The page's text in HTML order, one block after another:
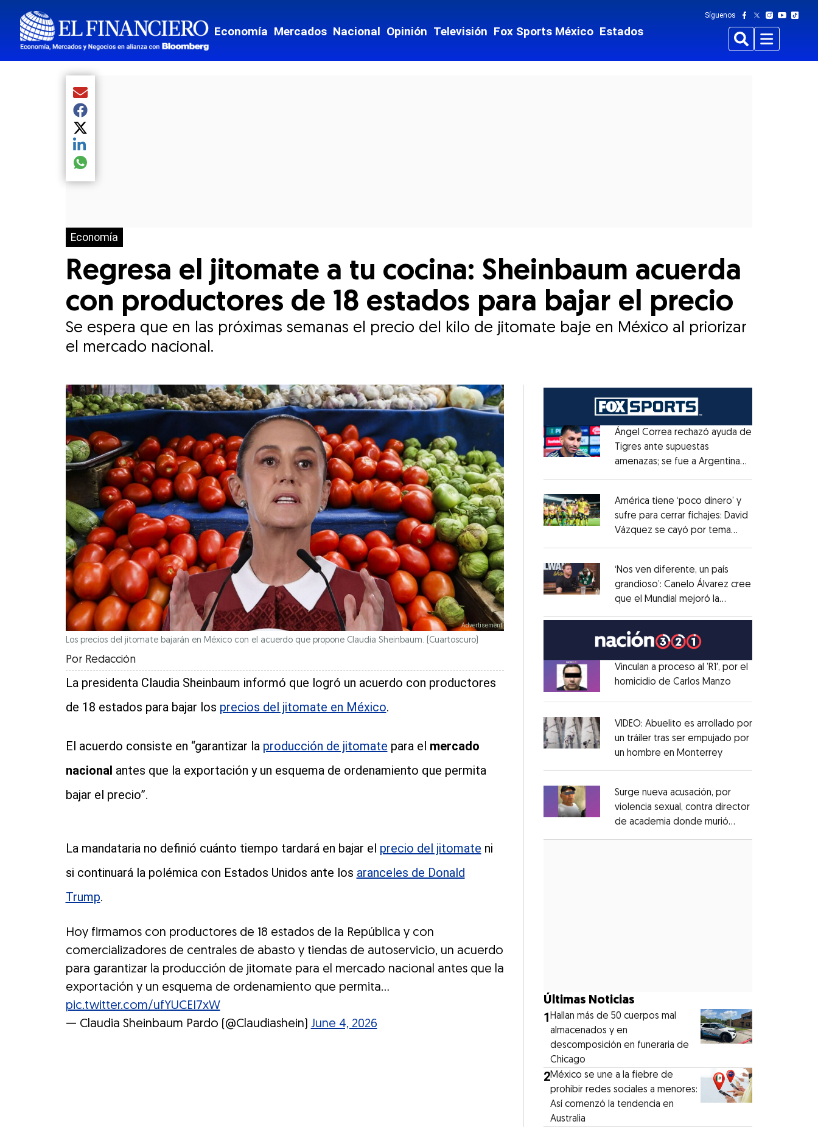
Economía Mercados Nacional Opinión Televisión Fox Sports México Estados
Síguenos
BuscarMenu
Economía
Regresa el jitomate a tu cocina: Sheinbaum acuerda
con productores de 18 estados para bajar el precio
Se espera que en las próximas semanas el precio del kilo de jitomate baje en México al priorizar
el mercado nacional.
Compartir el artículo actual mediante Email
Compartir el artículo actual mediante Facebook
Compartir el artículo actual mediante Twitter
Compartir el artículo actual mediante LinkedIn
Compartir el artículo actual mediante global.social-whatsapp
Los precios del jitomate bajarán en México con el acuerdo que propone Claudia Sheinbaum. (Cuartoscuro)
Por Redacción
La presidenta Claudia Sheinbaum informó que logró un acuerdo con productores
de 18 estados para bajar los precios del jitomate en México.
El acuerdo consiste en “garantizar la producción de jitomate para el mercado
nacional antes que la exportación y un esquema de ordenamiento que permita
bajar el precio”.
La mandataria no definió cuánto tiempo tardará en bajar el precio del jitomate ni
si continuará la polémica con Estados Unidos ante los aranceles de Donald
Trump.
Hoy firmamos con productores de 18 estados de la República y con
comercializadores de centrales de abasto y tiendas de autoservicio, un acuerdo
para garantizar la producción de jitomate para el mercado nacional antes que la
exportación y un esquema de ordenamiento que permita…
pic.twitter.com/ufYUCEI7xW
— Claudia Sheinbaum Pardo (@Claudiashein) June 4, 2026
Opens in new window
Ángel Correa rechazó ayuda de
Tigres ante supuestas
amenazas; se fue a Argentina
Opens in new window
América tiene ‘poco dinero’ y
sufre para cerrar fichajes: David
Vázquez se cayó por tema
Opens in new window
‘Nos ven diferente, un país
grandioso’: Canelo Álvarez cree
que el Mundial mejoró la
Opens in new window
Vinculan a proceso al ’R1′, por el
homicidio de Carlos Manzo
Opens in new window
VIDEO: Abuelito es arrollado por
un tráiler tras ser empujado por
un hombre en MonterreyOpens in new
Opens in new window
Surge nueva acusación, por
violencia sexual, contra director
de academia donde murió
Últimas Noticias
1Hallan más de 50 cuerpos mal
almacenados y en
descomposición en funeraria de
Chicago
2México se une a la fiebre de
prohibir redes sociales a menores:
Así comenzó la tendencia en
Australia